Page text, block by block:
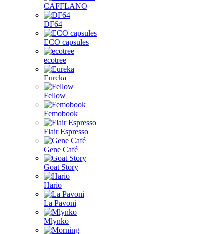
CAFFLANO
DF64
ECO capsules
ecotree
Eureka
Fellow
Femobook
Flair Espresso
Gene Café
Goat Story
Hario
La Pavoni
Mlynko